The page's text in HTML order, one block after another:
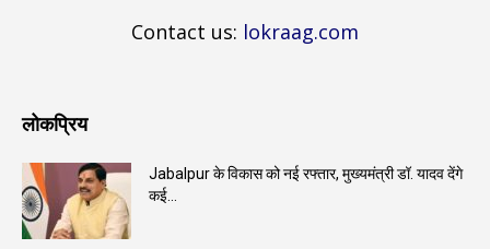
Contact us: lokraag.com
लोकप्रिय
Jabalpur के विकास को नई रफ्तार, मुख्यमंत्री डॉ. यादव देंगे
कई...